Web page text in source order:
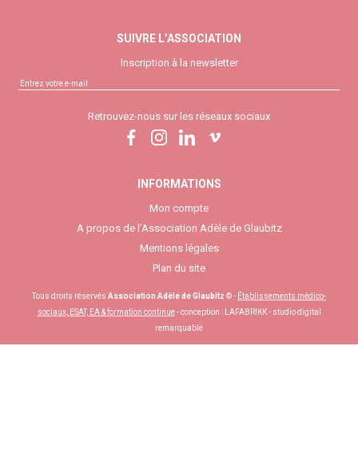
SUIVRE L’ASSOCIATION
Inscription à la newsletter
Retrouvez-nous sur les réseaux sociaux
INFORMATIONS
Mon compte
A propos de l’Association Adèle de Glaubitz
Mentions légales
Plan du site
Tous droits réservés Association Adèle de Glaubitz © - Établissements médico-
sociaux, ESAT, EA & formation continue- conception :
LAFABRIKK - studio digital
remarquable